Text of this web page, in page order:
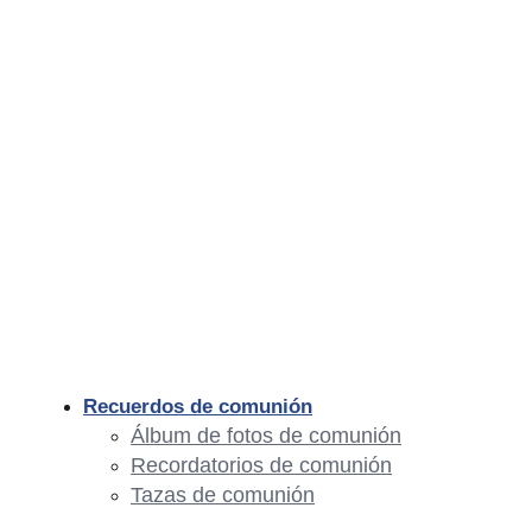
Recuerdos de comunión
Álbum de fotos de comunión
Recordatorios de comunión
Tazas de comunión